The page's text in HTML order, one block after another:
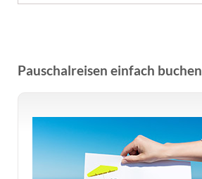
Pauschalreisen einfach buchen